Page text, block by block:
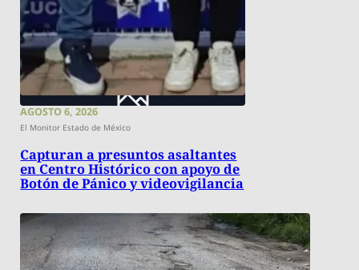
AGOSTO 6, 2026
El Monitor Estado de México
Capturan a presuntos asaltantes
en Centro Histórico con apoyo de
Botón de Pánico y videovigilancia